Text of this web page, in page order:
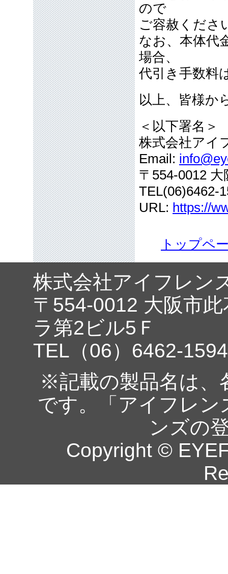
ので
ご容赦くださ
なお、本体代
場合、
代引き手数料
以上、皆様か
＜以下署名＞
株式会社アイ
Email:
〒554-0012
TEL(06)6462-
URL: https://
トップペ
株式会社アイフレン
〒554-0012 大阪市
ラ第2ビル5Ｆ
TEL（06）6462-
※記載の製品名は、
です。「アイフレ
ンズの
Copyright ©